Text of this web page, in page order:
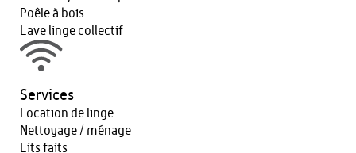
Poêle à bois
Lave linge collectif
Services
Location de linge
Nettoyage / ménage
Lits faits